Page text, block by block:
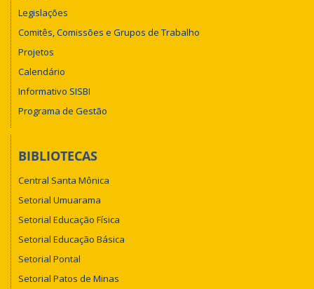
Legislações
Comitês, Comissões e Grupos de Trabalho
Projetos
Calendário
Informativo SISBI
Programa de Gestão
BIBLIOTECAS
Central Santa Mônica
Setorial Umuarama
Setorial Educação Física
Setorial Educação Básica
Setorial Pontal
Setorial Patos de Minas